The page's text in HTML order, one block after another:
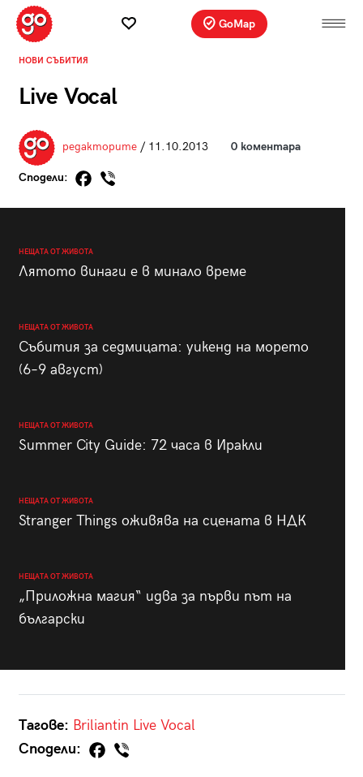
GoMap
НОВИ СЪБИТИЯ
Live Vocal
редакторите/ 11.10.2013 0 коментара
Сподели:
НЕЩАТА ОТ ЖИВОТА
Лятото винаги е в минало време
НЕЩАТА ОТ ЖИВОТА
Събития за седмицата: уикенд на морето
(6–9 август)
НЕЩАТА ОТ ЖИВОТА
Summer City Guide: 72 часа в Иракли
НЕЩАТА ОТ ЖИВОТА
Stranger Things оживява на сцената в НДК
НЕЩАТА ОТ ЖИВОТА
„Приложна магия“ идва за първи път на
български
Тагове: Briliantin Live Vocal
Сподели: